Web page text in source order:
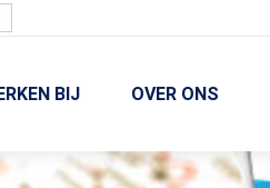
BIJ OVER ONS